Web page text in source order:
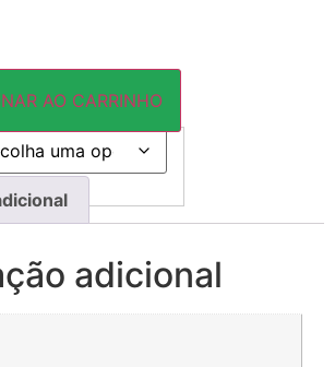
AO CARRINHO
adicional